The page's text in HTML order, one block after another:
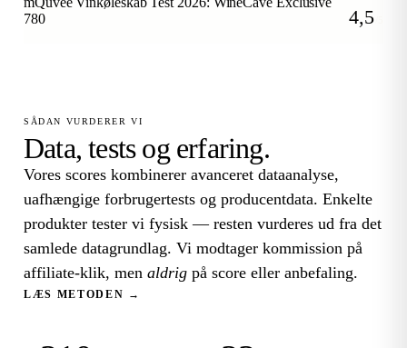
780
4,5
SÅDAN VURDERER VI
Data, tests og erfaring.
Vores scores kombinerer avanceret dataanalyse,
uafhængige forbrugertests og producentdata. Enkelte
produkter tester vi fysisk — resten vurderes ud fra det
samlede datagrundlag. Vi modtager kommission på
affiliate-klik, men aldrig på score eller anbefaling.
LÆS METODEN →